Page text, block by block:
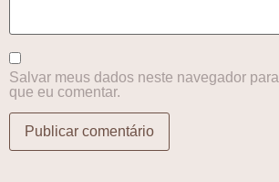
Salvar meus dados neste navegador
que eu comentar.